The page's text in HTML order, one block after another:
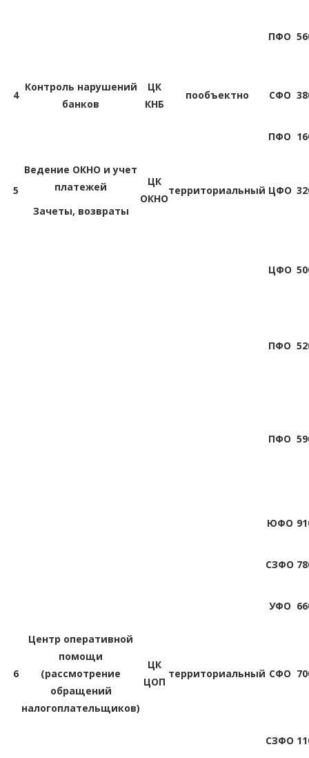
ПФО
4
Контроль нарушений
банков
ЦК
КНБ
пообъектно СФО
ПФО
5
Ведение ОКНО и учет
платежей
Зачеты, возвраты
ЦК
ОКНО
территориальный ЦФО
ЦФО
ПФО
ПФО
ЮФО
СЗФО
УФО
6
Центр оперативной
помощи
(рассмотрение
обращений
налогоплательщиков)
ЦК
ЦОП
территориальный СФО
СЗФО